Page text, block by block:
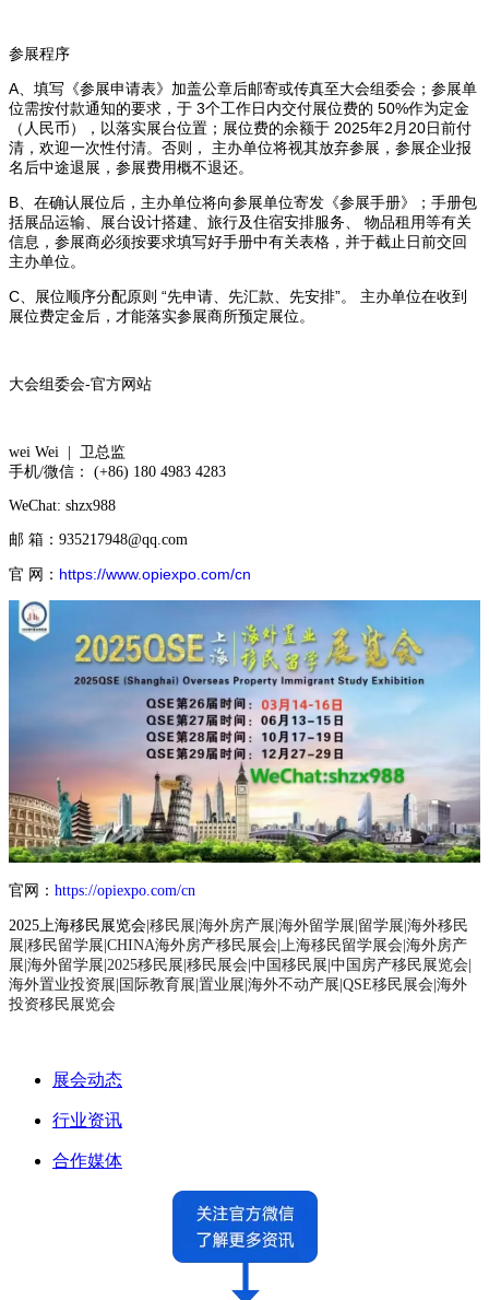
参展程序
A、填写《参展申请表》加盖公章后邮寄或传真至大会组委会；参展单
位需按付款通知的要求，于 3个工作日内交付展位费的 50%作为定金
（人民币），以落实展台位置；展位费的余额于 2025年2月20日前付
清，欢迎一次性付清。否则， 主办单位将视其放弃参展，参展企业报
名后中途退展，参展费用概不退还。
B、在确认展位后，主办单位将向参展单位寄发《参展手册》；手册包
括展品运输、展台设计搭建、旅行及住宿安排服务、 物品租用等有关
信息，参展商必须按要求填写好手册中有关表格，并于截止日前交回
主办单位。
C、展位顺序分配原则 “先申请、先汇款、先安排”。 主办单位在收到
展位费定金后，才能落实参展商所预定展位。
大会组委会-官方网站
wei Wei | 卫总监
手机/微信： (+86) 180 4983 4283
WeChat: shzx988
邮 箱：935217948@qq.com
官 网： https://www.opiexpo.com/cn
官网： https://opiexpo.com/cn
2025上海移民展览会|移民展|海外房产展|海外留学展|留学展|海外移民
展|移民留学展|CHINA海外房产移民展会|上海移民留学展会|海外房产
展|海外留学展|2025移民展|移民展会|中国移民展|中国房产移民展览会|
海外置业投资展|国际教育展|置业展|海外不动产展|QSE移民展会|海外
投资移民展览会
展会动态
行业资讯
合作媒体